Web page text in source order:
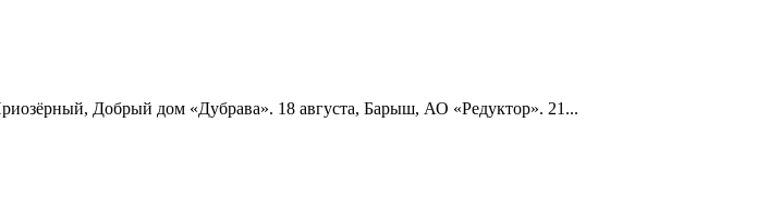
Добрый дом «Дубрава». 18 августа, Барыш, АО «Редуктор». 21...